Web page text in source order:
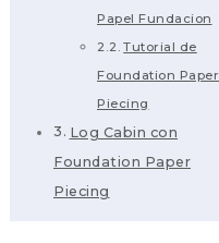
Papel Fundacion
Tutorial de
Foundation Paper
Piecing
Log Cabin con
Foundation Paper
Piecing